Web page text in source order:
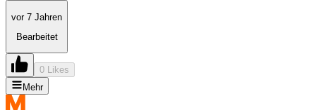
vor 7 Jahren
Bearbeitet
0 Likes
Mehr